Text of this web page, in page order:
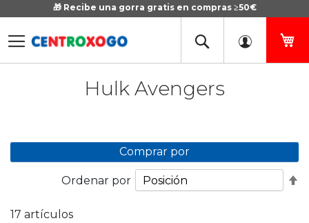
🎁 Recibe una gorra gratis en compras ≥50€
Ir
Hulk Avengers
17 artículos
Ordenar por
Comprar por